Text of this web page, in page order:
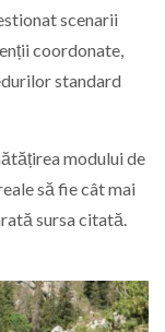
scenarii
coordonate,
standard
modului de
să fie cât mai
sursa citată.